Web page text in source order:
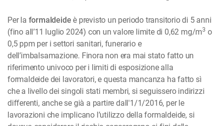
Per la formaldeide è previsto un periodo transitorio di 5 anni
(fino all’11 luglio 2024) con un valore limite di 0,62 mg/m3 o
0,5 ppm per i settori sanitari, funerario e
dell’imbalsamazione. Finora non era mai stato fatto un
riferimento univoco per i limiti di esposizione alla
formaldeide dei lavoratori, e questa mancanza ha fatto sì
che a livello dei singoli stati membri, si seguissero indirizzi
differenti, anche se già a partire dall'1/1/2016, per le
lavorazioni che implicano l’utilizzo della formaldeide, si